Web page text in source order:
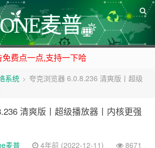
ONE麦普
费点一点,支持一下哈
在网站留言给我们
系统 > 夸克浏览器 6.0.8.236 清爽版丨超级
清爽版丨超级播放器丨内核更强
麦普 4年前 (2022-12-11)
8671